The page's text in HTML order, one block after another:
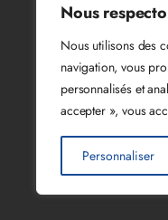
Nous
Nous utilisons des
navigation, vous
personnalisés et
accepter », vous
Personnaliser
Tél : 03
© 2026.